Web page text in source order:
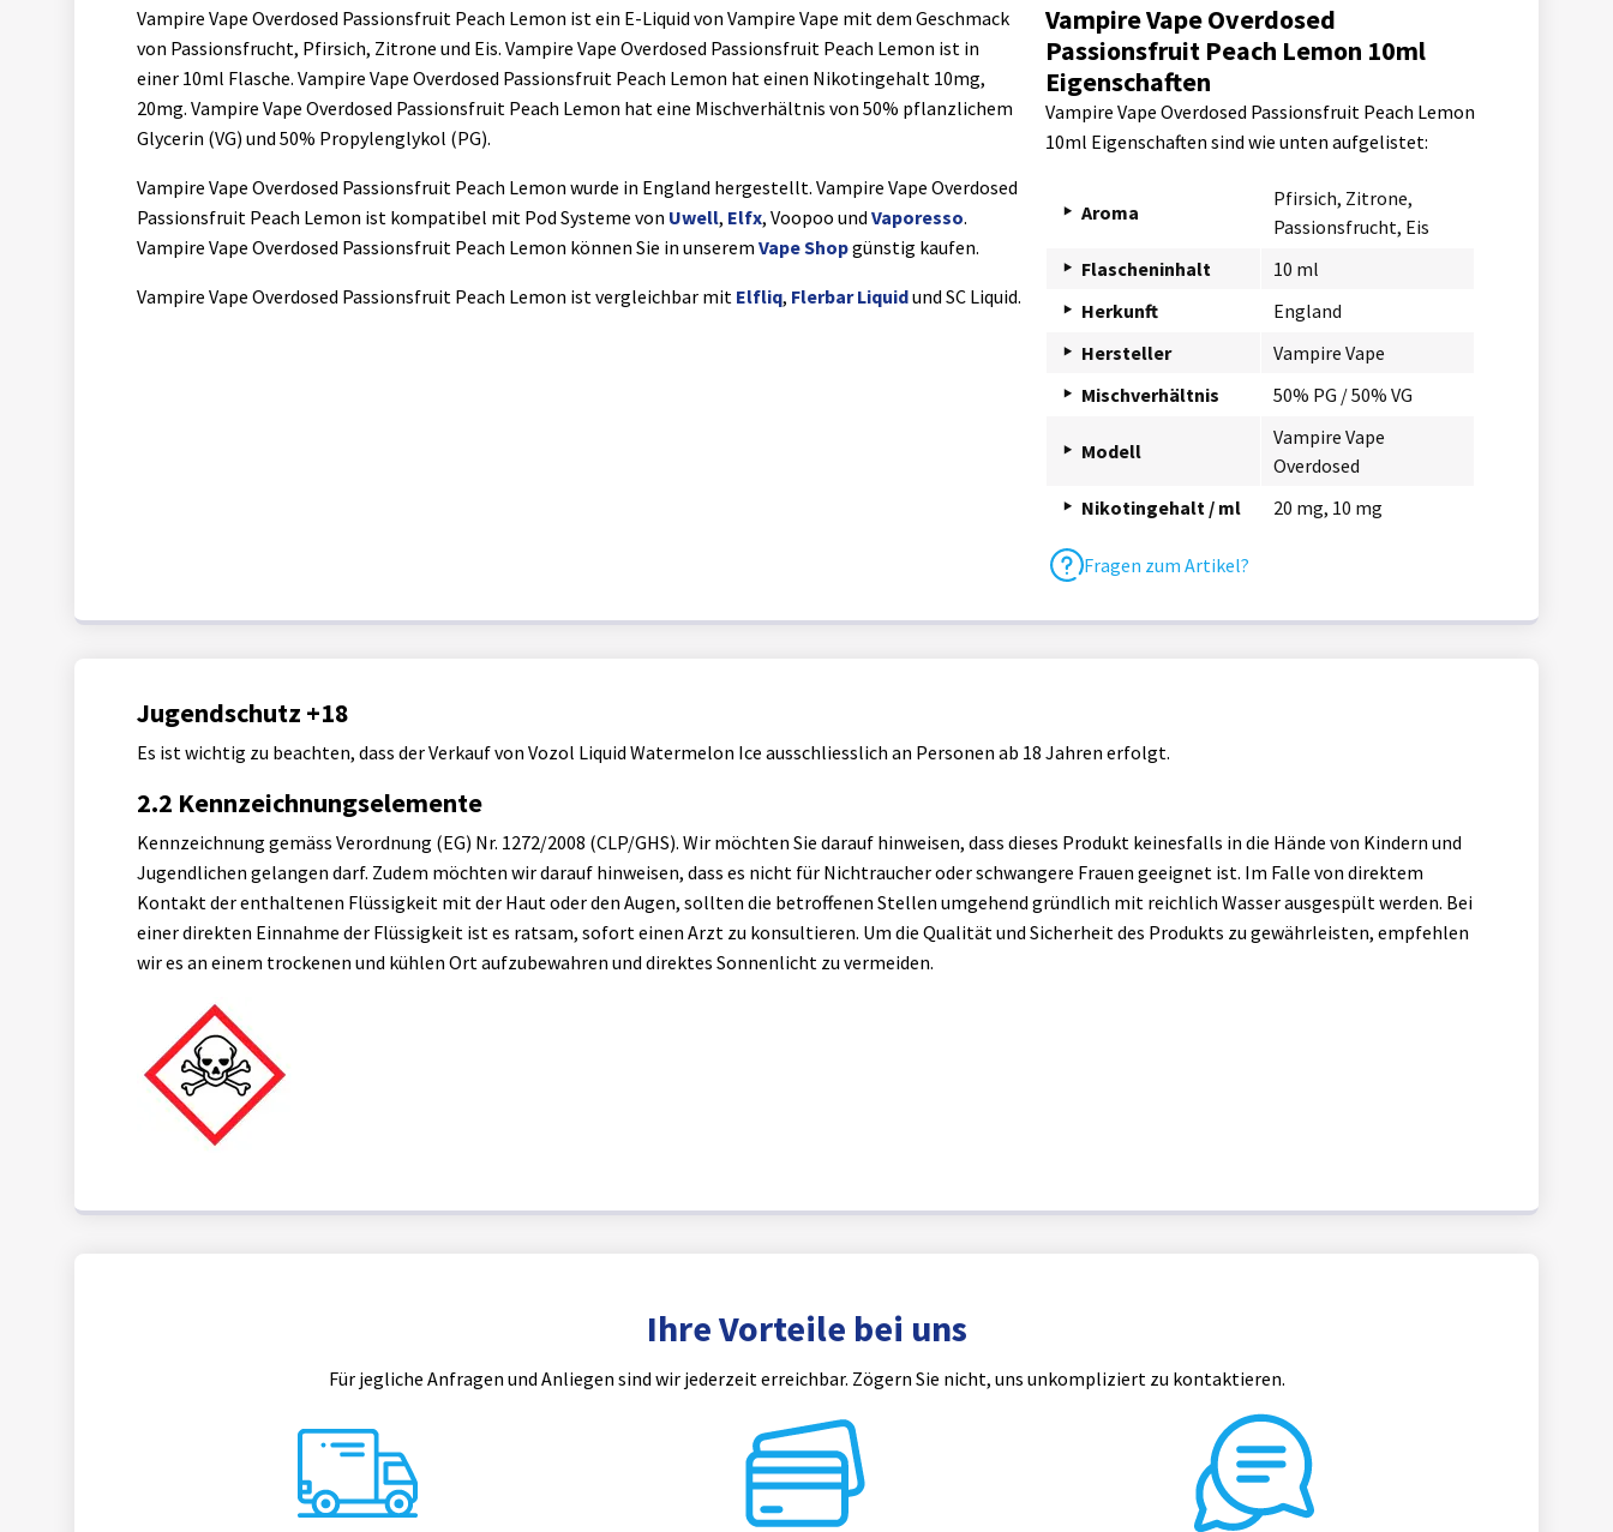
Vampire Vape Overdosed Passionsfruit Peach Lemon ist ein E-Liquid von Vampire Vape mit dem Geschmack
von Passionsfrucht, Pfirsich, Zitrone und Eis. Vampire Vape Overdosed Passionsfruit Peach Lemon ist in
einer 10ml Flasche. Vampire Vape Overdosed Passionsfruit Peach Lemon hat einen Nikotingehalt 10mg,
20mg. Vampire Vape Overdosed Passionsfruit Peach Lemon hat eine Mischverhältnis von 50% pflanzlichem
Glycerin (VG) und 50% Propylenglykol (PG).
Vampire Vape Overdosed Passionsfruit Peach Lemon wurde in England hergestellt. Vampire Vape Overdosed
Passionsfruit Peach Lemon ist kompatibel mit Pod Systeme von Uwell, Elfx, Voopoo und Vaporesso.
Vampire Vape Overdosed Passionsfruit Peach Lemon können Sie in unserem Vape Shopgünstig kaufen.
Vampire Vape Overdosed Passionsfruit Peach Lemon ist vergleichbar mit Elfliq, Flerbar Liquidund SC Liquid.
Vampire Vape Overdosed
Passionsfruit Peach Lemon 10ml
Eigenschaften
Vampire Vape Overdosed Passionsfruit Peach Lemon
10ml Eigenschaften sind wie unten aufgelistet:
Aroma
Pfirsich, Zitrone,
Passionsfrucht, Eis
Flascheninhalt
10 ml
Herkunft
England
Hersteller
Vampire Vape
Mischverhältnis
50% PG / 50% VG
Modell
Vampire Vape
Overdosed
Nikotingehalt / ml
20 mg, 10 mg
Fragen zum Artikel?
Jugendschutz +18
Es ist wichtig zu beachten, dass der Verkauf von Vozol Liquid Watermelon Ice ausschliesslich an Personen ab 18 Jahren erfolgt.
2.2 Kennzeichnungselemente
Kennzeichnung gemäss Verordnung (EG) Nr. 1272/2008 (CLP/GHS). Wir möchten Sie darauf hinweisen, dass dieses Produkt keinesfalls in die Hände von Kindern und
Jugendlichen gelangen darf. Zudem möchten wir darauf hinweisen, dass es nicht für Nichtraucher oder schwangere Frauen geeignet ist. Im Falle von direktem
Kontakt der enthaltenen Flüssigkeit mit der Haut oder den Augen, sollten die betroffenen Stellen umgehend gründlich mit reichlich Wasser ausgespült werden. Bei
einer direkten Einnahme der Flüssigkeit ist es ratsam, sofort einen Arzt zu konsultieren. Um die Qualität und Sicherheit des Produkts zu gewährleisten, empfehlen
wir es an einem trockenen und kühlen Ort aufzubewahren und direktes Sonnenlicht zu vermeiden.
Ihre Vorteile bei uns
Für jegliche Anfragen und Anliegen sind wir jederzeit erreichbar. Zögern Sie nicht, uns unkompliziert zu kontaktieren.